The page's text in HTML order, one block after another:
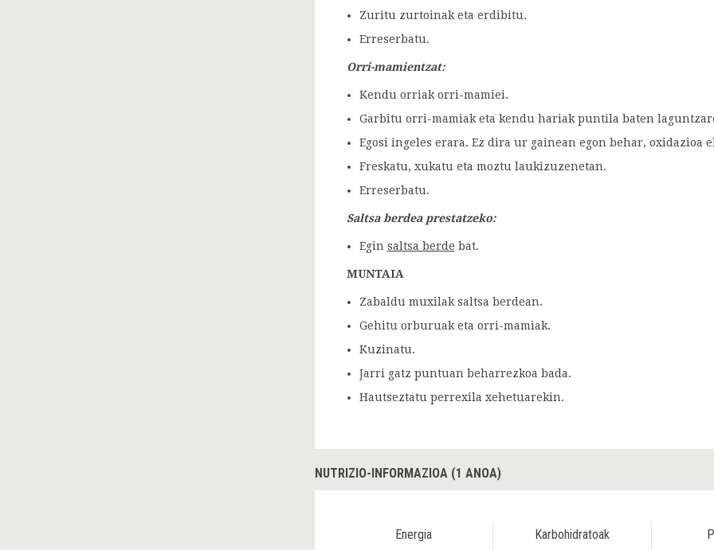
Zuritu zurtoinak eta erdibitu.
Erreserbatu.
Orri-mamientzat:
Kendu orriak orri-mamiei.
Garbitu orri-mamiak eta kendu hariak puntila baten
Egosi ingeles erara. Ez dira ur gainean egon behar, oxidazioa
Freskatu, xukatu eta moztu laukizuzenetan.
Erreserbatu.
Saltsa berdea prestatzeko:
Egin saltsa berde bat.
MUNTAIA
Zabaldu muxilak saltsa berdean.
Gehitu orburuak eta orri-mamiak.
Kuzinatu.
Jarri gatz puntuan beharrezkoa bada.
Hautseztatu perrexila xehetuarekin.
NUTRIZIO-INFORMAZIOA (1 ANOA)
Energia Karbohidratoak